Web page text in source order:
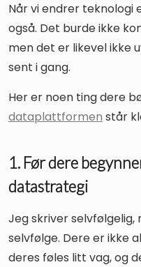
Når vi endrer teknologi
også. Det burde ikke
men det er likevel ikke
sent i gang.
Her er noen ting dere
dataplattformen står
1. Før dere
datastrategi
Jeg skriver
selvfølge. Dere er ikke
deres føles litt vag, og